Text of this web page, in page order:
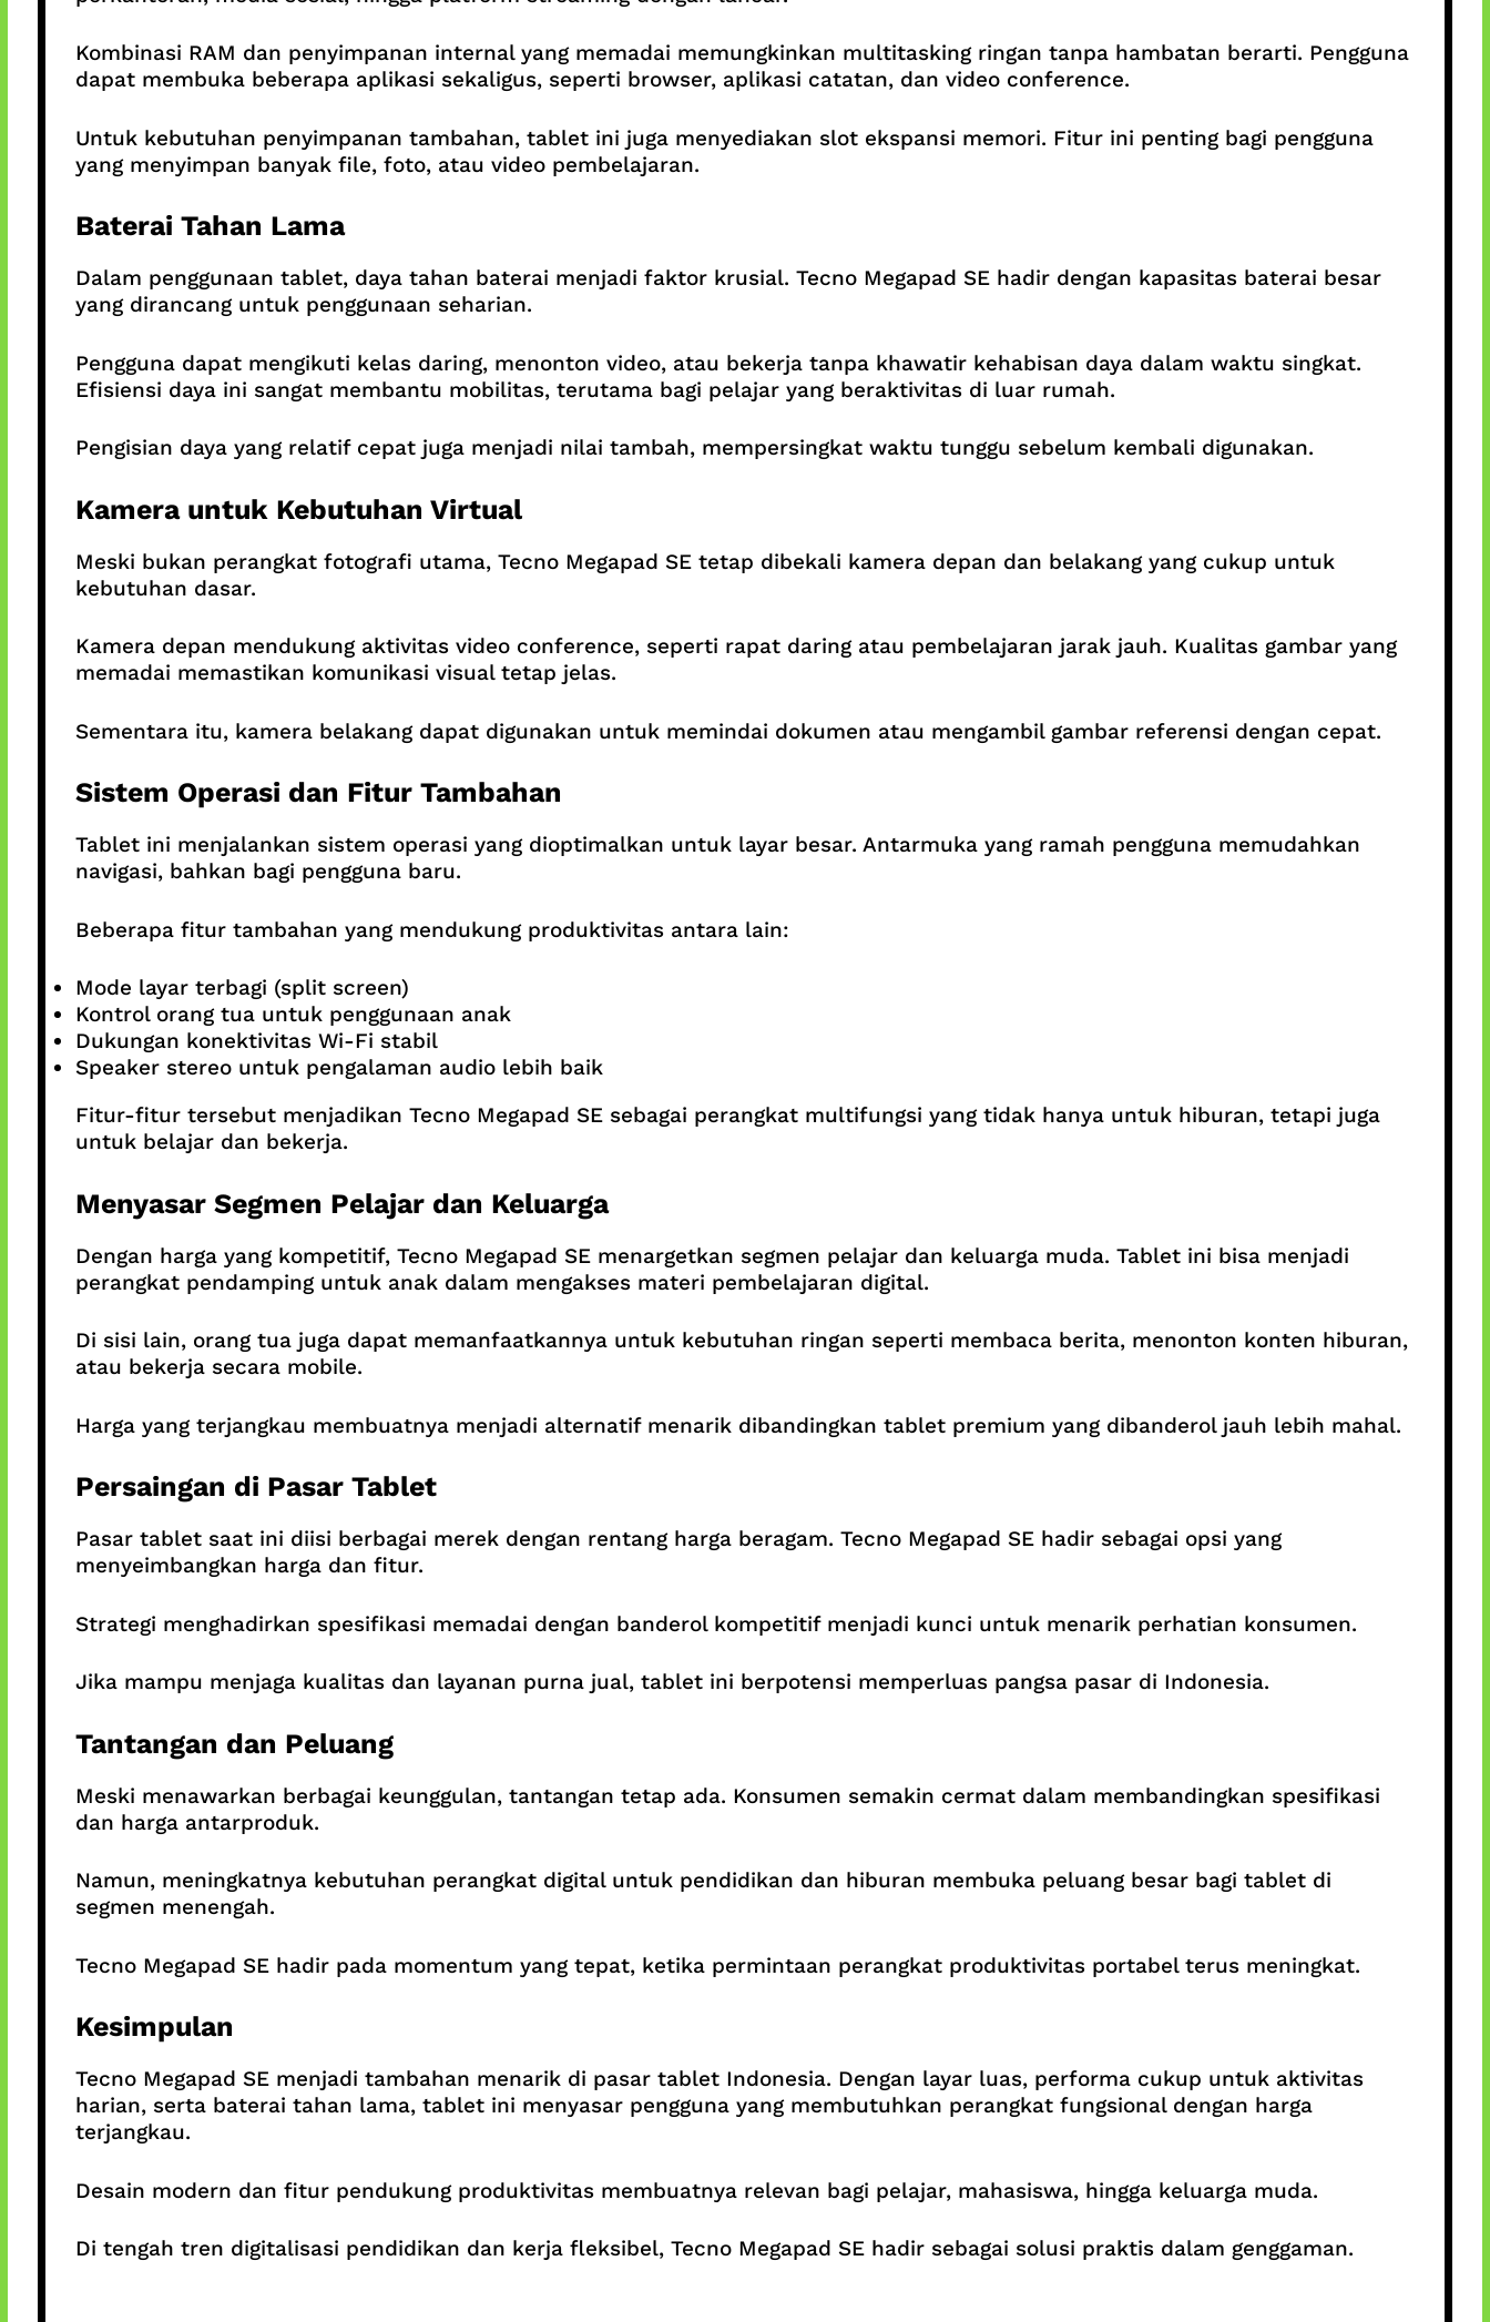
Kombinasi RAM dan penyimpanan internal yang memadai memungkinkan multitasking ringan tanpa hambatan berarti. Pengguna
dapat membuka beberapa aplikasi sekaligus, seperti browser, aplikasi catatan, dan video conference.
Untuk kebutuhan penyimpanan tambahan, tablet ini juga menyediakan slot ekspansi memori. Fitur ini penting bagi pengguna
yang menyimpan banyak file, foto, atau video pembelajaran.
Baterai Tahan Lama
Dalam penggunaan tablet, daya tahan baterai menjadi faktor krusial. Tecno Megapad SE hadir dengan kapasitas baterai besar
yang dirancang untuk penggunaan seharian.
Pengguna dapat mengikuti kelas daring, menonton video, atau bekerja tanpa khawatir kehabisan daya dalam waktu singkat.
Efisiensi daya ini sangat membantu mobilitas, terutama bagi pelajar yang beraktivitas di luar rumah.
Pengisian daya yang relatif cepat juga menjadi nilai tambah, mempersingkat waktu tunggu sebelum kembali digunakan.
Kamera untuk Kebutuhan Virtual
Meski bukan perangkat fotografi utama, Tecno Megapad SE tetap dibekali kamera depan dan belakang yang cukup untuk
kebutuhan dasar.
Kamera depan mendukung aktivitas video conference, seperti rapat daring atau pembelajaran jarak jauh. Kualitas gambar yang
memadai memastikan komunikasi visual tetap jelas.
Sementara itu, kamera belakang dapat digunakan untuk memindai dokumen atau mengambil gambar referensi dengan cepat.
Sistem Operasi dan Fitur Tambahan
Tablet ini menjalankan sistem operasi yang dioptimalkan untuk layar besar. Antarmuka yang ramah pengguna memudahkan
navigasi, bahkan bagi pengguna baru.
Beberapa fitur tambahan yang mendukung produktivitas antara lain:
Mode layar terbagi (split screen)
Kontrol orang tua untuk penggunaan anak
Dukungan konektivitas Wi-Fi stabil
Speaker stereo untuk pengalaman audio lebih baik
Fitur-fitur tersebut menjadikan Tecno Megapad SE sebagai perangkat multifungsi yang tidak hanya untuk hiburan, tetapi juga
untuk belajar dan bekerja.
Menyasar Segmen Pelajar dan Keluarga
Dengan harga yang kompetitif, Tecno Megapad SE menargetkan segmen pelajar dan keluarga muda. Tablet ini bisa menjadi
perangkat pendamping untuk anak dalam mengakses materi pembelajaran digital.
Di sisi lain, orang tua juga dapat memanfaatkannya untuk kebutuhan ringan seperti membaca berita, menonton konten hiburan,
atau bekerja secara mobile.
Harga yang terjangkau membuatnya menjadi alternatif menarik dibandingkan tablet premium yang dibanderol jauh lebih mahal.
Persaingan di Pasar Tablet
Pasar tablet saat ini diisi berbagai merek dengan rentang harga beragam. Tecno Megapad SE hadir sebagai opsi yang
menyeimbangkan harga dan fitur.
Strategi menghadirkan spesifikasi memadai dengan banderol kompetitif menjadi kunci untuk menarik perhatian konsumen.
Jika mampu menjaga kualitas dan layanan purna jual, tablet ini berpotensi memperluas pangsa pasar di Indonesia.
Tantangan dan Peluang
Meski menawarkan berbagai keunggulan, tantangan tetap ada. Konsumen semakin cermat dalam membandingkan spesifikasi
dan harga antarproduk.
Namun, meningkatnya kebutuhan perangkat digital untuk pendidikan dan hiburan membuka peluang besar bagi tablet di
segmen menengah.
Tecno Megapad SE hadir pada momentum yang tepat, ketika permintaan perangkat produktivitas portabel terus meningkat.
Kesimpulan
Tecno Megapad SE menjadi tambahan menarik di pasar tablet Indonesia. Dengan layar luas, performa cukup untuk aktivitas
harian, serta baterai tahan lama, tablet ini menyasar pengguna yang membutuhkan perangkat fungsional dengan harga
terjangkau.
Desain modern dan fitur pendukung produktivitas membuatnya relevan bagi pelajar, mahasiswa, hingga keluarga muda.
Di tengah tren digitalisasi pendidikan dan kerja fleksibel, Tecno Megapad SE hadir sebagai solusi praktis dalam genggaman.